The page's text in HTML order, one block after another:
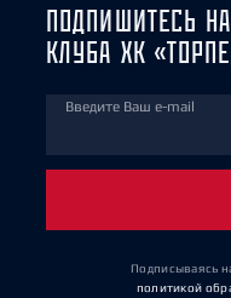
ПОДПИШИТЕСЬ
КЛУБА ХК
Введите Ваш e-mail
Подписываясь
политикой